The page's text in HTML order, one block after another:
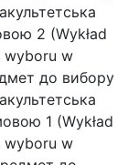
2 (Wykład
wyboru w
до вибору
1 (Wykład
wyboru w